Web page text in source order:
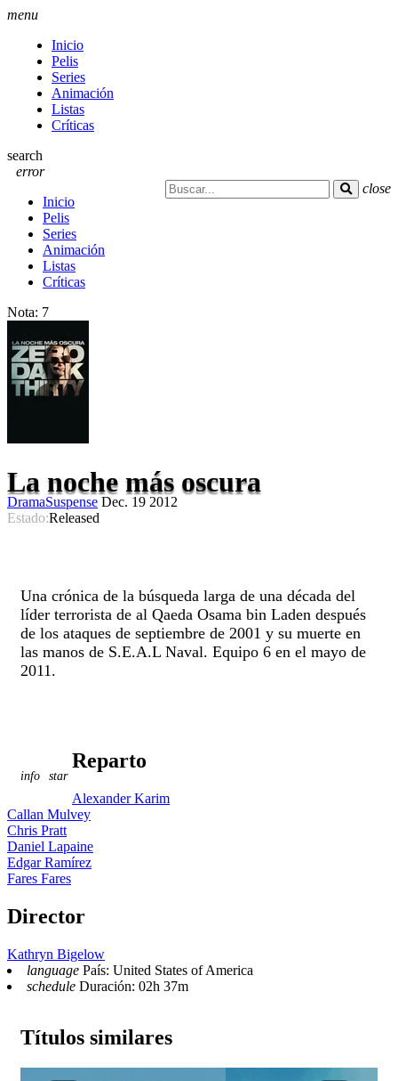
menu
Inicio
Pelis
Series
Animación
Listas
Críticas
search
error
close
Inicio
Pelis
Series
Animación
Listas
Críticas
Nota: 7
La noche más oscura
DramaSuspense Dec. 19 2012
Estado:Released
Una crónica de la búsqueda larga de una década del
líder terrorista de al Qaeda Osama bin Laden después
de los ataques de septiembre de 2001 y su muerte en
las manos de S.E.A.L Naval. Equipo 6 en el mayo de
2011.
info star
Reparto
Alexander Karim
Callan Mulvey
Chris Pratt
Daniel Lapaine
Edgar Ramírez
Fares Fares
Director
Kathryn Bigelow
language País: United States of America
schedule Duración: 02h 37m
Títulos similares